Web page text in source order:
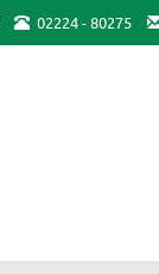
02224 - 80275